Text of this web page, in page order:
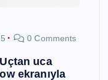
0 Comments
uca
ekranıyla